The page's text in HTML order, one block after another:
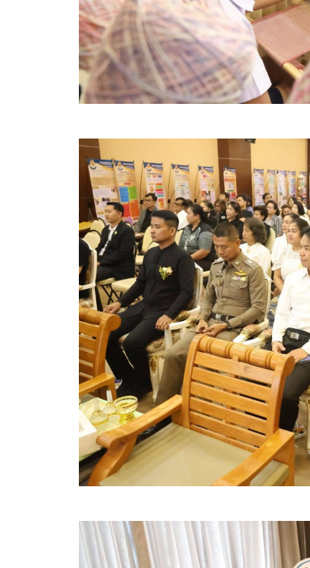
รายงานการประชุมสภา อบจ.สุพรรณบุรี
รายงานรายรับรายจ่าย อบจ.สุพรรณบุรี
รายงานการติดตามและประเมินผลแผนพัฒนาท้อง
สรุปผลการประเมินความพึงพอใจ
ระบบสืบค้นข้อมูล ประกาศ ก.จ.จ. สุพรรณบุรี (พ.ศ
Document
คลินิกเซ็นเตอร์
แบบฟอร์มบริหารงานบุคคล
รายงานตรวจสอบภายใน
รายงานเครื่องจักรกล อบจ.
ศูนย์อำนวยการการเลือกตั้ง สมาชิกสภาและนายก
งานแผนการบริหารจัดการความเสี่ยงของ อบจ.สุพร